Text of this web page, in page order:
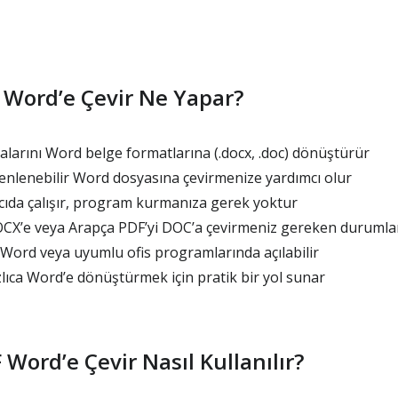
Çevir Ne Yapar?
Word belge formatlarına (.docx, .doc) dönüştürür
Word dosyasına çevirmenize yardımcı olur
çalışır, program kurmanıza gerek yoktur
veya Arapça PDF’yi DOC’a çevirmeniz gereken
Word veya uyumlu ofis programlarında açılabilir
Word’e dönüştürmek için pratik bir yol sunar
Çevir Nasıl Kullanılır?